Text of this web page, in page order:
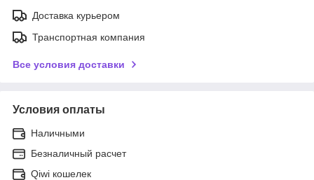
Доставка курьером
Транспортная компания
Все условия доставки
Условия оплаты
Наличными
Безналичный расчет
Qiwi кошелек